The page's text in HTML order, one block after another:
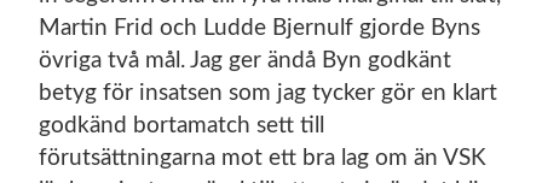
Martin Frid och Ludde Bjernulf gjorde Byns
övriga två mål. Jag ger ändå Byn godkänt
betyg för insatsen som jag tycker gör en klart
godkänd bortamatch sett till
förutsättningarna mot ett bra lag om än VSK